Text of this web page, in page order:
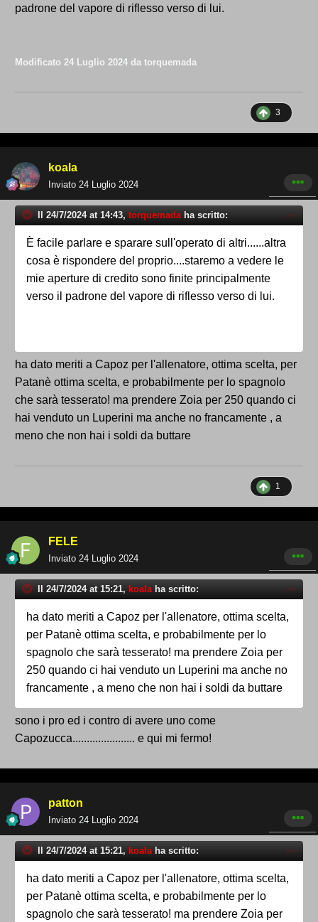
padrone del vapore di riflesso verso di lui.
Modificato 24 Luglio 2024 da torquemada
3
koala
Inviato 24 Luglio 2024
Il 24/7/2024 at 14:43, torquemadaha scritto:
È facile parlare e sparare sull'operato di altri......altra
cosa è rispondere del proprio....staremo a vedere le
mie aperture di credito sono finite principalmente
verso il padrone del vapore di riflesso verso di lui.
ha dato meriti a Capoz per l'allenatore, ottima scelta, per
Patanè ottima scelta, e probabilmente per lo spagnolo
che sarà tesserato! ma prendere Zoia per 250 quando ci
hai venduto un Luperini ma anche no francamente , a
meno che non hai i soldi da buttare
1
FELE
Inviato 24 Luglio 2024
Il 24/7/2024 at 15:21, koalaha scritto:
ha dato meriti a Capoz per l'allenatore, ottima scelta,
per Patanè ottima scelta, e probabilmente per lo
spagnolo che sarà tesserato! ma prendere Zoia per
250 quando ci hai venduto un Luperini ma anche no
francamente , a meno che non hai i soldi da buttare
sono i pro ed i contro di avere uno come
Capozucca...................... e qui mi fermo!
patton
Inviato 24 Luglio 2024
Il 24/7/2024 at 15:21, koalaha scritto:
ha dato meriti a Capoz per l'allenatore, ottima scelta,
per Patanè ottima scelta, e probabilmente per lo
spagnolo che sarà tesserato! ma prendere Zoia per